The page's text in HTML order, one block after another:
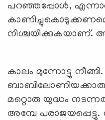
പറഞ്ഞപ്പോള്‍,
നിശ്ചയിക്കുകയാണ്.
കാലം മുന്നോട്ടു
മറ്റൊരു യുദ്ധം
അമ്പേ